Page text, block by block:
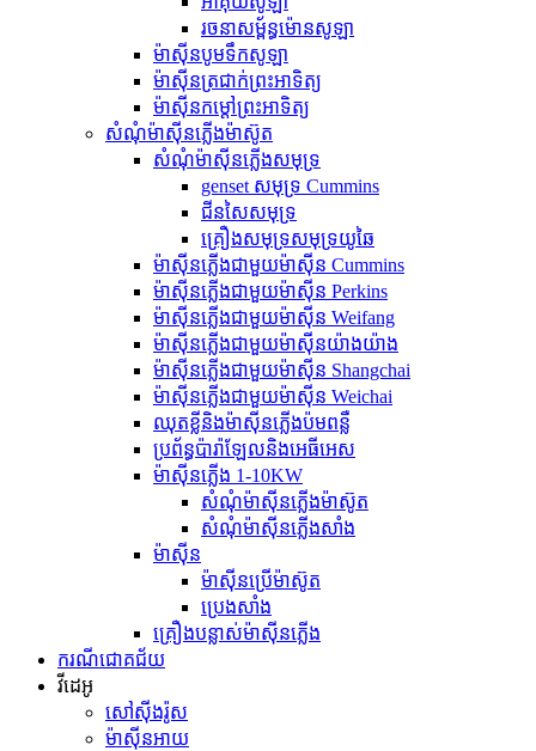
រចនាសម្ព័ន្ធម៉ោនសូឡា
ម៉ាស៊ីនបូមទឹកសូឡា
ម៉ាស៊ីនត្រជាក់ព្រះអាទិត្យ
ម៉ាស៊ីនកម្តៅព្រះអាទិត្យ
សំណុំម៉ាស៊ីនភ្លើងម៉ាស៊ូត
សំណុំម៉ាស៊ីនភ្លើងសមុទ្រ
genset សមុទ្រ Cummins
ជីនសៃសមុទ្រ
គ្រឿងសមុទ្រសមុទ្រយូឆៃ
ម៉ាស៊ីនភ្លើងជាមួយម៉ាស៊ីន Cummins
ម៉ាស៊ីនភ្លើងជាមួយម៉ាស៊ីន Perkins
ម៉ាស៊ីនភ្លើងជាមួយម៉ាស៊ីន Weifang
ម៉ាស៊ីនភ្លើងជាមួយម៉ាស៊ីនយ៉ាងយ៉ាង
ម៉ាស៊ីនភ្លើងជាមួយម៉ាស៊ីន Shangchai
ម៉ាស៊ីនភ្លើងជាមួយម៉ាស៊ីន Weichai
ឈុតខ្លីនិងម៉ាស៊ីនភ្លើងប៉មពន្លឺ
ប្រព័ន្ធប៉ារ៉ាឡែលនិងអេធីអេស
ម៉ាស៊ីនភ្លើង 1-10KW
សំណុំម៉ាស៊ីនភ្លើងម៉ាស៊ូត
សំណុំម៉ាស៊ីនភ្លើងសាំង
ម៉ាស៊ីន
ម៉ាស៊ីន​ប្រើ​ម៉ាស៊ូត
ប្រេងសាំង
គ្រឿងបន្លាស់ម៉ាស៊ីនភ្លើង
ករណីជោគជ័យ
វីដេអូ
សៅស៊ីងរ៉ូស
ម៉ាស៊ីនអាយ